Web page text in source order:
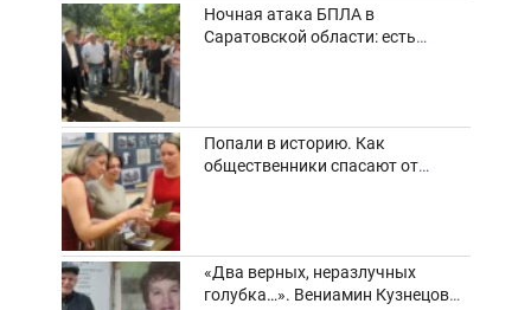
Ночная атака БПЛА в
Саратовской области: есть
Попали в историю. Как
общественники спасают от
«Два верных, неразлучных
голубка…». Вениамин Кузнецов